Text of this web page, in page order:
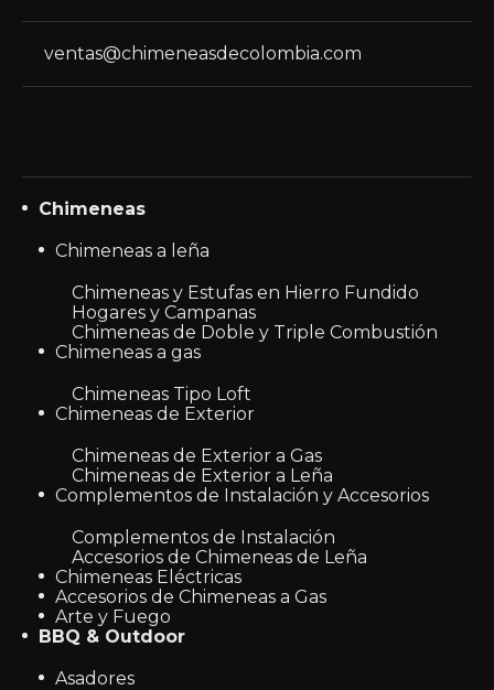
ventas@chimeneasdecolombia.com
Chimeneas
Chimeneas a leña
Chimeneas y Estufas en Hierro Fundido
Hogares y Campanas
Chimeneas de Doble y Triple Combustión
Chimeneas a gas
Chimeneas Tipo Loft
Chimeneas de Exterior
Chimeneas de Exterior a Gas
Chimeneas de Exterior a Leña
Complementos de Instalación y Accesorios
Complementos de Instalación
Accesorios de Chimeneas de Leña
Chimeneas Eléctricas
Accesorios de Chimeneas a Gas
Arte y Fuego
BBQ & Outdoor
Asadores